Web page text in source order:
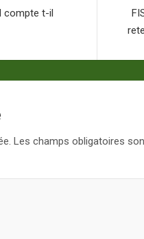
compte t-il
Les champs obligatoires